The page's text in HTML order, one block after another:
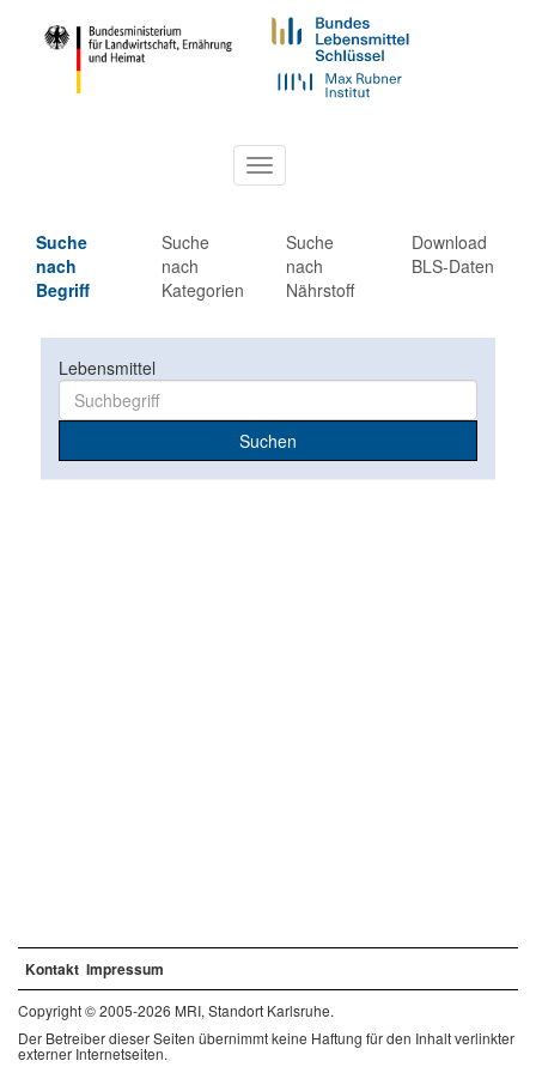
Toggle
navigation
Suche
nach
Begriff
Suche
nach
Kategorien
Suche
nach
Nährstoff
Download
BLS-Daten
Lebensmittel
Suchen
Kontakt Impressum
Copyright © 2005-2026 MRI, Standort Karlsruhe.
Der Betreiber dieser Seiten übernimmt keine Haftung für den Inhalt verlinkter
externer Internetseiten.